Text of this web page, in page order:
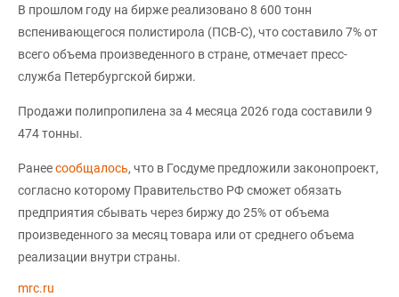
В прошлом году на бирже реализовано 8 600 тонн
вспенивающегося полистирола (ПСВ-C), что составило 7% от
всего объема произведенного в стране, отмечает пресс-
служба Петербургской биржи.
Продажи полипропилена за 4 месяца 2026 года составили 9
474 тонны.
Ранеесообщалось, что в Госдуме предложили законопроект,
согласно которому Правительство РФ сможет обязать
предприятия сбывать через биржу до 25% от объема
произведенного за месяц товара или от среднего объема
реализации внутри страны.
mrc.ru